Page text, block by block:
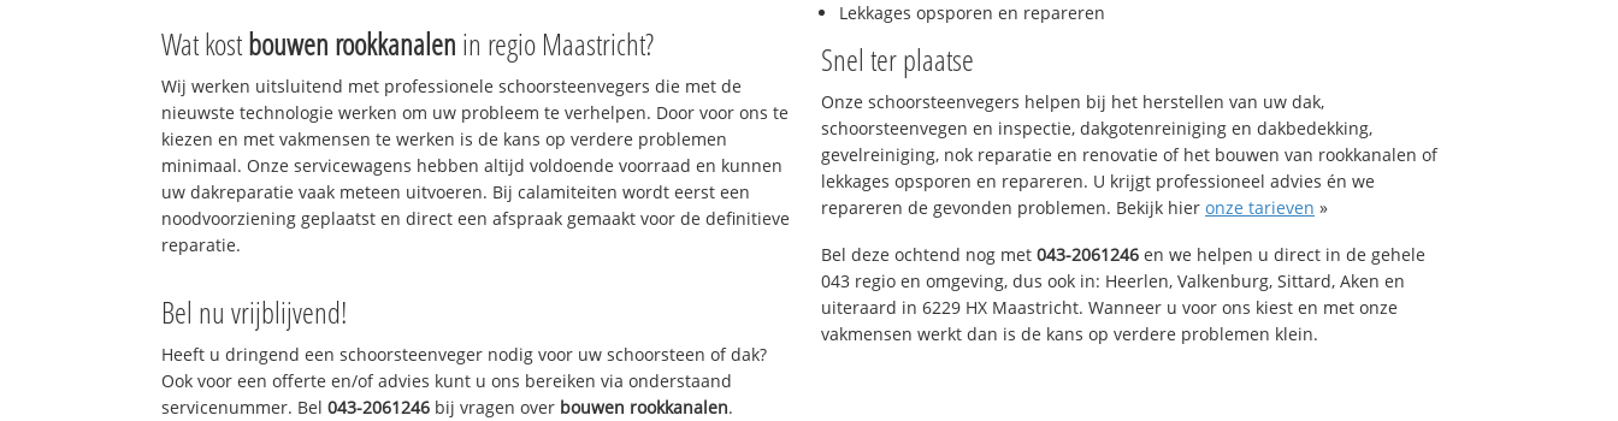
Wat kostbouwen rookkanalen in regio Maastricht?
Wij werken uitsluitend met professionele schoorsteenvegers die met de
nieuwste technologie werken om uw probleem te verhelpen. Door voor ons te
kiezen en met vakmensen te werken is de kans op verdere problemen
minimaal. Onze servicewagens hebben altijd voldoende voorraad en kunnen
uw dakreparatie vaak meteen uitvoeren. Bij calamiteiten wordt eerst een
noodvoorziening geplaatst en direct een afspraak gemaakt voor de definitieve
reparatie.
Bel nu vrijblijvend!
Heeft u dringend een schoorsteenveger nodig voor uw schoorsteen of dak?
Ook voor een offerte en/of advies kunt u ons bereiken via onderstaand
servicenummer. Bel043-2061246 bij vragen over bouwen rookkanalen.
Lekkages opsporen en repareren
Snel ter plaatse
Onze schoorsteenvegers helpen bij het herstellen van uw dak,
schoorsteenvegen en inspectie, dakgotenreiniging en dakbedekking,
gevelreiniging, nok reparatie en renovatie of het bouwen van rookkanalen of
lekkages opsporen en repareren. U krijgt professioneel advies én we
repareren de gevonden problemen. Bekijk hier onze tarieven »
Bel deze ochtend nog met 043-2061246 en we helpen u direct in de gehele
043 regio en omgeving, dus ook in: Heerlen, Valkenburg, Sittard, Aken en
uiteraard in 6229 HX Maastricht. Wanneer u voor ons kiest en met onze
vakmensen werkt dan is de kans op verdere problemen klein.